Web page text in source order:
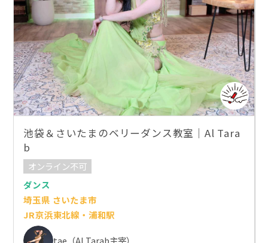
池袋＆さいたまのベリーダンス教室｜Al Tara
b
オンライン不可
ダンス
埼玉県 さいたま市
JR京浜東北線・浦和駅
tae（Al Tarab主宰）